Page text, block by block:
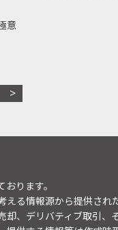
意
ります。
る情報源から提供さ
、デリバティブ取引